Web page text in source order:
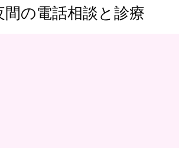
間の電話相談と診療